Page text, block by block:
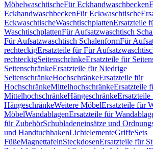
MöbelwaschtischeFür Eckhandwaschbecken
EckhandwaschbeckenFür Eckwaschtische
EckwaschtischeWaschtischplattenErsatzteile
WaschtischplattenFür Aufsatzwaschtisch
Für Aufsatzwaschtisch SchalenformFür
rechteckigErsatzteile für Für
rechteckigSeitenschränkeErsatzteile für
SeitenschränkeErsatzteile für Niedrige
SeitenschränkeHochschränkeErsatzteile für
HochschränkeMittelhochschränkeErsatzteile
MittelhochschränkeHängeschränkeErsatzteile
HängeschränkeWeitere MöbelErsatzteile für
MöbelWandablagenErsatzteile für
für ZubehörSchubladeneinsätze und
und HandtuchhakenLichtelementeGriffeSets
FüßeMagnettafelnSteckdosenErsatzteile für